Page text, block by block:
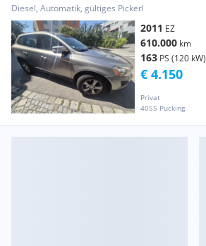
Diesel, Automatik, gültiges Pickerl
2011 EZ
610.000 km
163 PS (120 kW)
Privat
4055 Pucking
€ 4.150